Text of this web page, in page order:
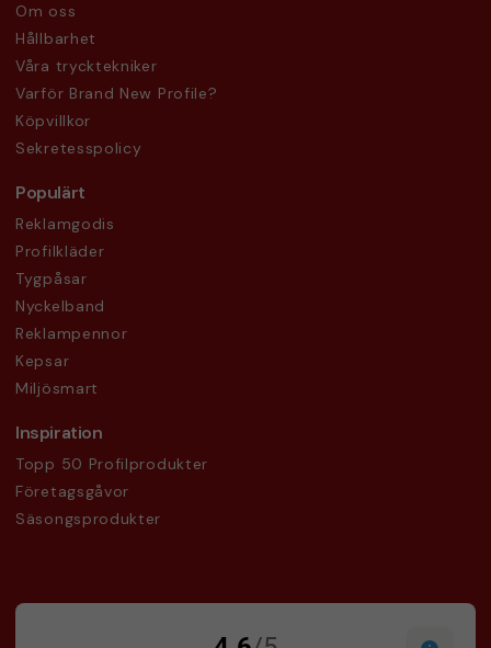
Om oss
Hållbarhet
Våra trycktekniker
Varför Brand New Profile?
Köpvillkor
Sekretesspolicy
Populärt
Reklamgodis
Profilkläder
Tygpåsar
Nyckelband
Reklampennor
Kepsar
Miljösmart
Inspiration
Topp 50 Profilprodukter
Företagsgåvor
Säsongsprodukter